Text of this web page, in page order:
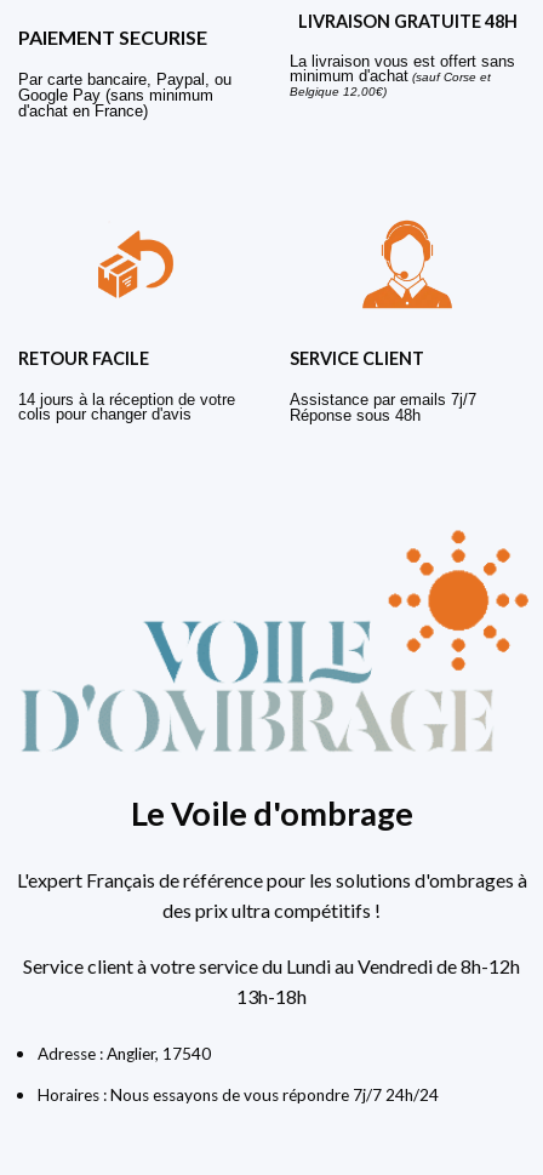
PAIEMENT SECURISE
Par carte bancaire, Paypal, ou
Google Pay (sans minimum
d'achat en France)
LIVRAISON GRATUITE 48H
La livraison vous est offert sans
minimum d'achat (sauf Corse et
Belgique 12,00€)
RETOUR FACILE
14 jours à la réception de votre
colis pour changer d'avis
SERVICE CLIENT
Assistance par emails 7j/7
Réponse sous 48h
Le Voile d'ombrage
L'expert Français de référence pour les solutions d'ombrages à
des prix ultra compétitifs !
Service client à votre service du Lundi au Vendredi de 8h-12h
13h-18h
Adresse : Anglier, 17540
Horaires : Nous essayons de vous répondre 7j/7 24h/24